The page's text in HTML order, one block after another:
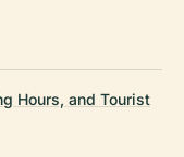
Hours, and Tourist